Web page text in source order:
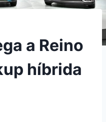
a Reino
híbrida